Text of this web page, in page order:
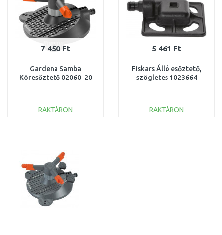
7 450 Ft
Gardena Samba
Köresőztető 02060-20
RAKTÁRON
5 461 Ft
Fiskars Álló esőztető,
szögletes 1023664
RAKTÁRON